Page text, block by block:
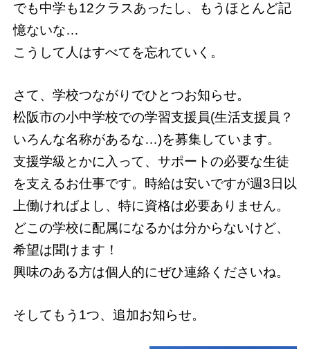
でも中学も12クラスあったし、もうほとんど記
憶ないな…
こうして人はすべてを忘れていく。
さて、学校つながりでひとつお知らせ。
松阪市の小中学校での学習支援員(生活支援員？
いろんな名称があるな…)を募集しています。
支援学級とかに入って、サポートの必要な生徒
を支えるお仕事です。時給は安いですが週3日以
上働ければよし、特に資格は必要ありません。
どこの学校に配属になるかは分からないけど、
希望は聞けます！
興味のある方は個人的にぜひ連絡くださいね。
そしてもう1つ、追加お知らせ。